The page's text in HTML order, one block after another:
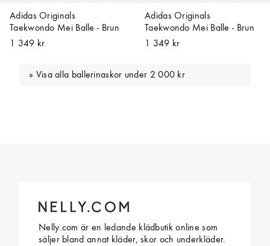
Adidas Originals
Taekwondo Mei Balle - Brun
1 349 kr
Adidas Originals
Taekwondo Mei Balle - Brun
1 349 kr
Visa alla ballerinaskor under 2 000 kr
Nelly.com är en ledande klädbutik online som
säljer bland annat kläder, skor och underkläder.